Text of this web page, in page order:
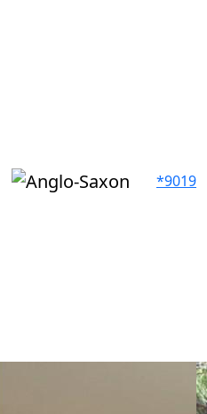
*9019